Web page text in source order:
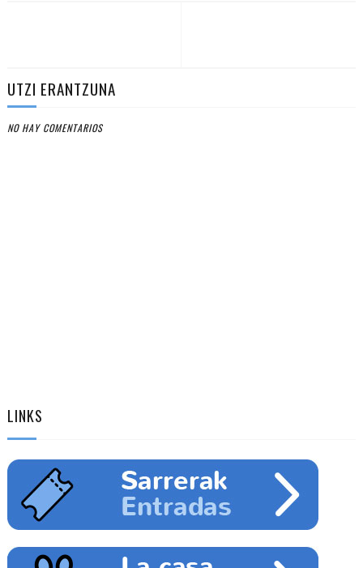
UTZI ERANTZUNA
NO HAY COMENTARIOS
LINKS